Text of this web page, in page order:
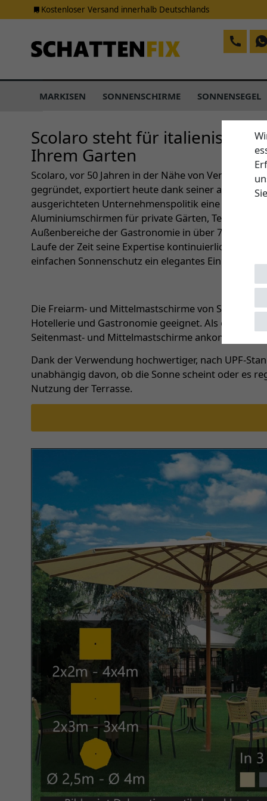
Kostenloser Versand innerhalb Deutschlands
MARKISEN SONNENSCHIRME SONNENSEGEL
Scolaro steht für italienischen
Ihrem Garten
Scolaro, vor 50 Jahren in der Nähe von Venedig
gegründet, exportiert heute dank seiner auf
ausgerichteten Unternehmenspolitik eine breite
Aluminiumschirmen für private Gärten, Terrassen,
Außenbereiche der Gastronomie in über 70
Laufe der Zeit seine Expertise kontinuierlich
einfachen Sonnenschutz ein elegantes
Die Freiarm- und Mittelmastschirme von Scolaro
Hotellerie und Gastronomie geeignet. Als
Seitenmast- und Mittelmastschirme ankommt.
Dank der Verwendung hochwertiger, nach UPF-
unabhängig davon, ob die Sonne scheint oder es
Nutzung der Terrasse.